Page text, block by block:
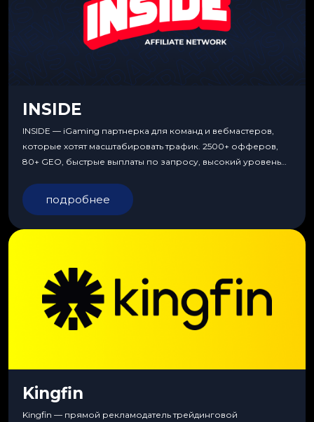
INSIDE
INSIDE — iGaming партнерка для команд и вебмастеров,
которые хотят масштабировать трафик. 2500+ офферов,
80+ GEO, быстрые выплаты по запросу, высокий уровень
подробнее
Kingfin
Kingfin — прямой рекламодатель трейдинговой